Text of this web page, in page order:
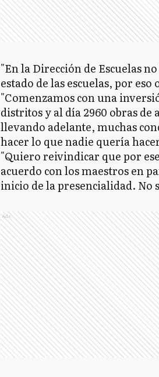
"En la Dirección de Escuelas
estado de las escuelas, por
"Comenzamos con una
distritos y al día 2960 obras de
llevando adelante, muchas
hacer lo que nadie quería
"Quiero reivindicar que por
acuerdo con los maestros en
inicio de la presencialidad. No
Ads